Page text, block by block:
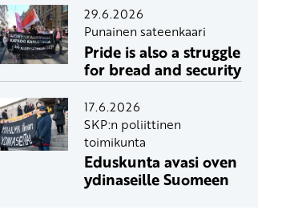
29.6.2026
Punainen sateenkaari
Pride is also a struggle
for bread and security
17.6.2026
SKP:n poliittinen
toimikunta
Eduskunta avasi oven
ydinaseille Suomeen